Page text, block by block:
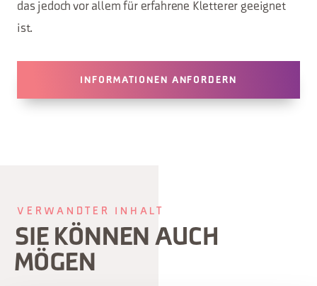
das jedoch vor allem für erfahrene Kletterer geeignet
ist.
INFORMATIONEN ANFORDERN
VERWANDTER INHALT
SIE KÖNNEN AUCH
MÖGEN